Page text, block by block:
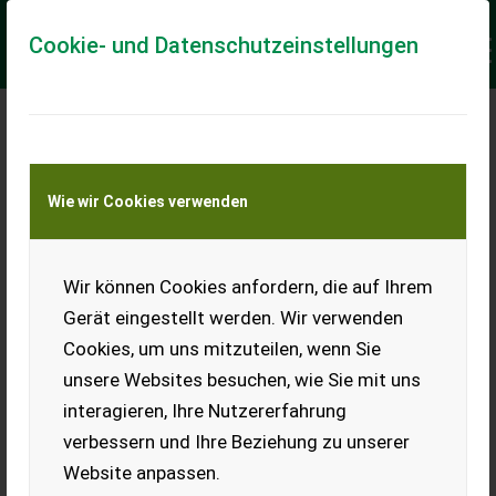
Cookie- und Datenschutzeinstellungen
Wie wir Cookies verwenden
Wir können Cookies anfordern, die auf Ihrem
Gerät eingestellt werden. Wir verwenden
Cookies, um uns mitzuteilen, wenn Sie
unsere Websites besuchen, wie Sie mit uns
interagieren, Ihre Nutzererfahrung
verbessern und Ihre Beziehung zu unserer
Website anpassen.
Meine Transportkostenanfrage
Transport von Land- und Baumaschinen –
KEINE Tiertransporte
Ladeort
Ort